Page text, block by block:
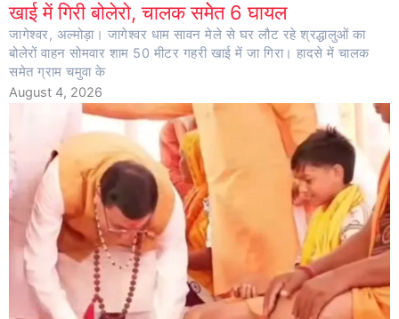
खाई में गिरी बोलेरो, चालक समेेत 6 घायल
जागेश्वर, अल्मोड़ा। जागेश्वर धाम सावन मेले से घर लौट रहे श्रद्धालुओं का
बोलेरों वाहन सोमवार शाम 50 मीटर गहरी खाई में जा गिरा। हादसे में चालक
समेत ग्राम चमुवा के
August 4, 2026